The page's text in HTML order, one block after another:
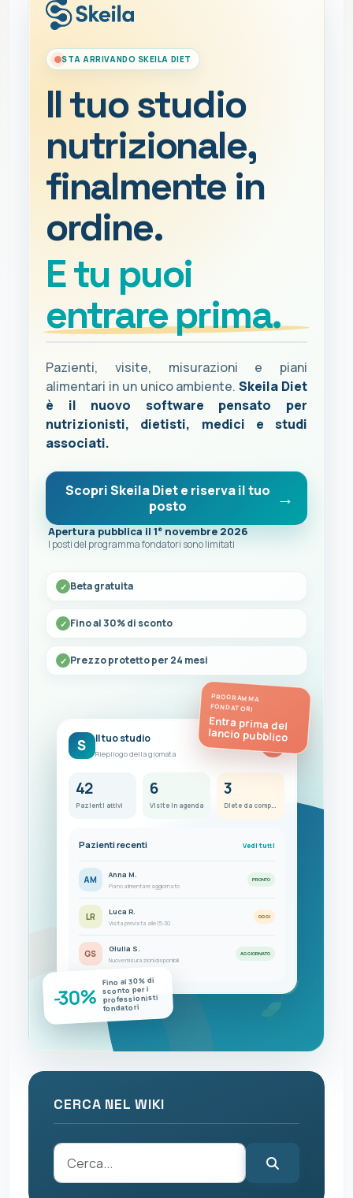
STA ARRIVANDO SKEILA DIET
Il tuo studio
nutrizionale,
finalmente in
ordine.
E tu puoi
entrare prima.
Pazienti, visite, misurazioni e piani
alimentari in un unico ambiente.Skeila Diet
è il nuovo software pensato per
nutrizionisti, dietisti, medici e studi
associati.
Scopri Skeila Diet e riserva il tuo
posto
Apertura pubblica il 1° novembre 2026
I posti del programma fondatori sono limitati
Beta gratuita
Fino al 30% di sconto
Prezzo protetto per 24 mesi
PROGRAMMA
FONDATORI
Entra prima del
lancio pubblico
S Il tuo studio
Riepilogo della giornata
FC
42
Pazienti attivi
6
Visite in agenda
3
Pazienti recenti Vedi tutti
AM Anna M.
Piano alimentare aggiornato
PRONTO
LR Luca R.
Visita prevista alle 15:30
OGGI
GS Giulia S.
Nuove misurazioni disponibili
AGGIORNATO
-30%
Fino al 30% di
sconto per i
professionisti
fondatori
CERCA NEL WIKI